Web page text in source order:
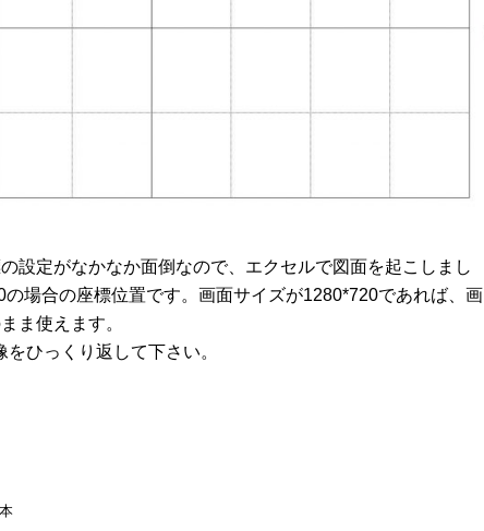
設定がなかなか面倒なので、エクセルで図面を起こしまし
場合の座標位置です。画面サイズが1280*720であれば、画
ま使えます。
ひっくり返して下さい。